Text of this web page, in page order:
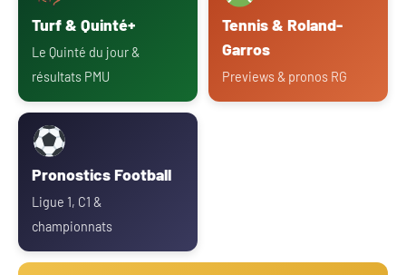
Turf & Quinté+
Le Quinté du jour &
résultats PMU
Tennis & Roland-
Garros
Previews & pronos RG
Pronostics Football
Ligue 1, C1 &
championnats